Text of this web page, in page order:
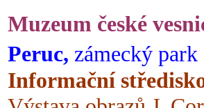
Muzeum české
Peruc, zámecký park
Informační